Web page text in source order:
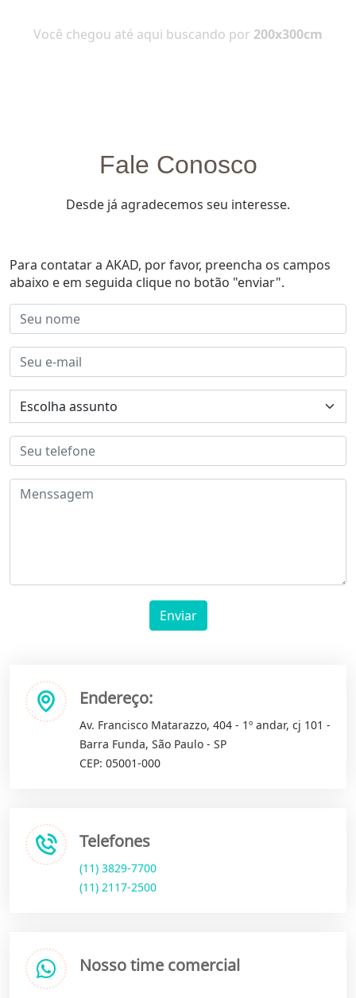
Você chegou até aqui buscando por 200x300cm
Fale Conosco
Desde já agradecemos seu interesse.
Para contatar a AKAD, por favor, preencha os campos
abaixo e em seguida clique no botão "enviar".
Enviar
Endereço:
Av. Francisco Matarazzo, 404 - 1º andar, cj 101 -
Barra Funda, São Paulo - SP
CEP: 05001-000
Telefones
(11) 3829-7700
(11) 2117-2500
Nosso time comercial